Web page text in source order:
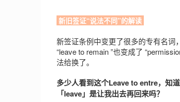
新旧签证“说法不同”的解读
新签证条例中变更了很多的专有名词
“leave to remain ”也变成了
法给换了。
多少人看到这个Leave to entre，知
「leave」是让我出去再回来吗？